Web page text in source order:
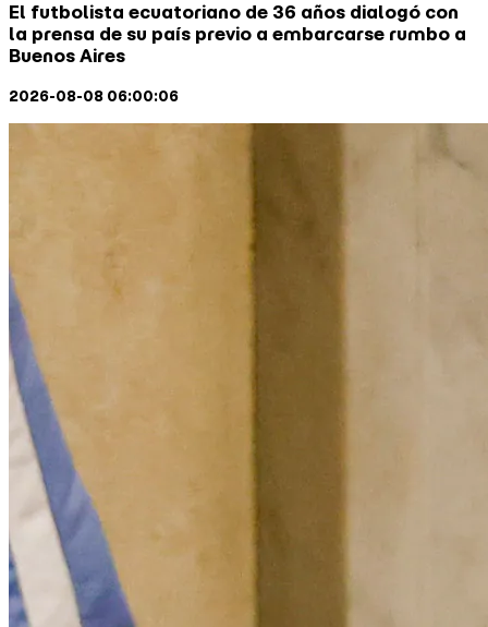
El futbolista ecuatoriano de 36 años dialogó con
la prensa de su país previo a embarcarse rumbo a
Buenos Aires
2026-08-08 06:00:06